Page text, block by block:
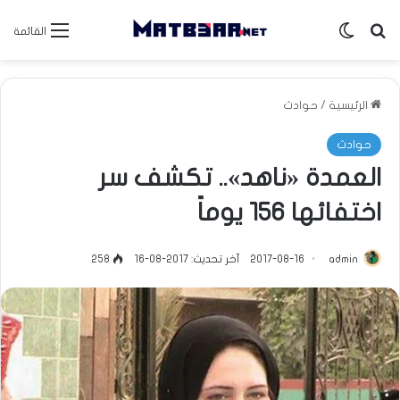
القائمة بحث عنالوضع المظلم
الرئيسية / حوادث
حوادث
العمدة «ناهد».. تكشف سر
اختفائها 156 يوماً
admin
2017-08-16 آخر تحديث: 2017-08-16 258